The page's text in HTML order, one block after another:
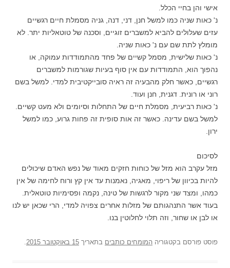
אישי והן בחיי הכלל.
נ' כאות שניה כמו למשל חנן, דני, דנה, גניה מסמלת חיים רגשיים
עזים שעלולים להביא למשברים זוגיים, וסכנה של טוטאליות יתר. לא
מומלץ לתת שם עם נ' כאות שניה.
נ' כאות שלישית, מסמל קשיים של פחד מהתמודדות עמוקה, או
נהפוך הוא, התמודדות עם אין סוף בעיות שגורמות למשברים
רגשיים, כאשר חלק מהבעיה זה ראיה סובייקטיבית למדי. למשל בשם
רוני או רונית. דגנית, חנן ועוד.
נ' כאות רביעית, מסמלת חיים של התחלות וסיומים ולא מעט קשיים.
למשל בשם עדינה. כאשר זה אות סופית זה פחות גרוע, כמו למשל
ירון.
לסיכום
מזל עקרב הוא מזל של כוחות חזקים מאוד של נפש האדם שיכולים
להיות בכיוון של ריפוי, מאגיה, נאמנות עד אין קץ ורוח לחימה של אין
כמהו, ומצד שני מקור לרגשות של טינה, נקמה ופסימיות טוטאלית.
בעוד אשר התנהגותם של מזלות אחרים צפויה למדי, הרי שכאן יש לנו
או לבן או שחור, וזה תלוי לחלוטין בנו.
פוסט פורסם בקטגוריה המומחים כותבים בתאריך 15 באוקטובר 2015